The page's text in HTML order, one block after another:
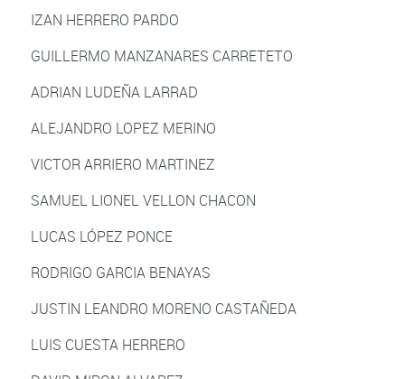
IZAN HERRERO PARDO
GUILLERMO MANZANARES CARRETETO
ADRIAN LUDEÑA LARRAD
ALEJANDRO LOPEZ MERINO
VICTOR ARRIERO MARTINEZ
SAMUEL LIONEL VELLON CHACON
LUCAS LÓPEZ PONCE
RODRIGO GARCIA BENAYAS
JUSTIN LEANDRO MORENO CASTAÑEDA
LUIS CUESTA HERRERO